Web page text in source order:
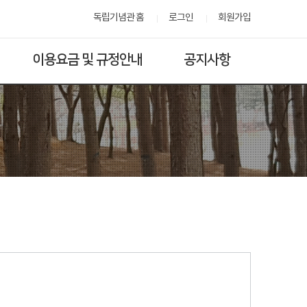
독립기념관 홈 로그인 회원가입
이용요금 및 규정안내 공지사항